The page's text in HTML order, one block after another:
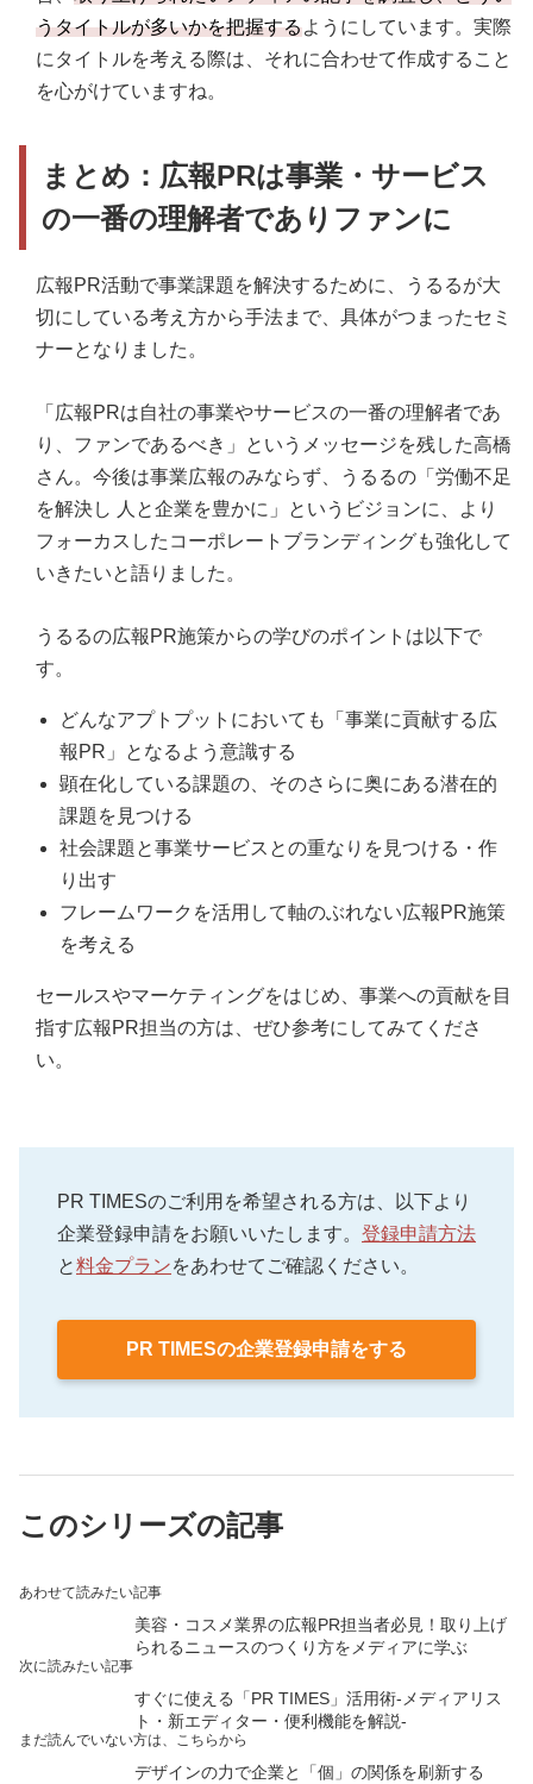
うタイトルが多いかを把握するようにしています。実際
にタイトルを考える際は、それに合わせて作成すること
を心がけていますね。
まとめ：広報PRは事業・サービス
の一番の理解者でありファンに
広報PR活動で事業課題を解決するために、うるるが大
切にしている考え方から手法まで、具体がつまったセミ
ナーとなりました。
「広報PRは自社の事業やサービスの一番の理解者であ
り、ファンであるべき」というメッセージを残した高橋
さん。今後は事業広報のみならず、うるるの「労働不足
を解決し 人と企業を豊かに」というビジョンに、より
フォーカスしたコーポレートブランディングも強化して
いきたいと語りました。
うるるの広報PR施策からの学びのポイントは以下で
す。
どんなアプトプットにおいても「事業に貢献する広
報PR」となるよう意識する
顕在化している課題の、そのさらに奥にある潜在的
課題を見つける
社会課題と事業サービスとの重なりを見つける・作
り出す
フレームワークを活用して軸のぶれない広報PR施策
を考える
セールスやマーケティングをはじめ、事業への貢献を目
指す広報PR担当の方は、ぜひ参考にしてみてくださ
い。
PR TIMESのご利用を希望される方は、以下より
企業登録申請をお願いいたします。 登録申請方法
と料金プランをあわせてご確認ください。
PR TIMESの企業登録申請をする
このシリーズの記事
あわせて読みたい記事
美容・コスメ業界の広報PR担当者必見！取り上げ
られるニュースのつくり方をメディアに学ぶ
次に読みたい記事
すぐに使える「PR TIMES」活用術-メディアリス
ト・新エディター・便利機能を解説-
まだ読んでいない方は、こちらから
デザインの力で企業と「個」の関係を刷新する